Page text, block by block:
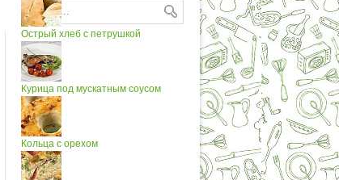
Острый хлеб с петрушкой
Курица под мускатным соусом
Кольца с орехом